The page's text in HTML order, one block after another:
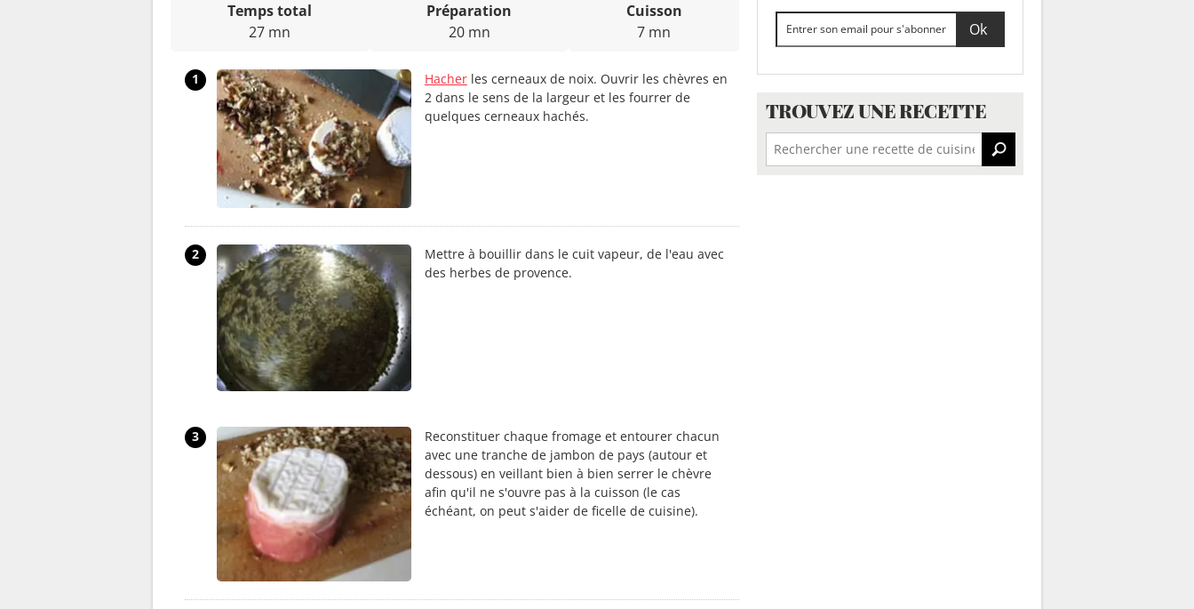
Temps total
27 mn
Préparation
20 mn
Cuisson
7 mn
1 Hacherles cerneaux de noix. Ouvrir les chèvres en
2 dans le sens de la largeur et les fourrer de
quelques cerneaux hachés.
2
Mettre à bouillir dans le cuit vapeur, de l'eau avec
des herbes de provence.
3
Reconstituer chaque fromage et entourer chacun
avec une tranche de jambon de pays (autour et
dessous) en veillant bien à bien serrer le chèvre
afin qu'il ne s'ouvre pas à la cuisson (le cas
échéant, on peut s'aider de ficelle de cuisine).
TROUVEZ UNE RECETTE